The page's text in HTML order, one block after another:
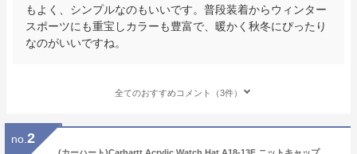
もよく、シンプルなのもいいです。普段装着からウィンター
スポーツにも重宝しカラーも豊富で、暖かく秋冬にぴったり
なのがいいですね。
全てのおすすめコメント（3件）
no. 2